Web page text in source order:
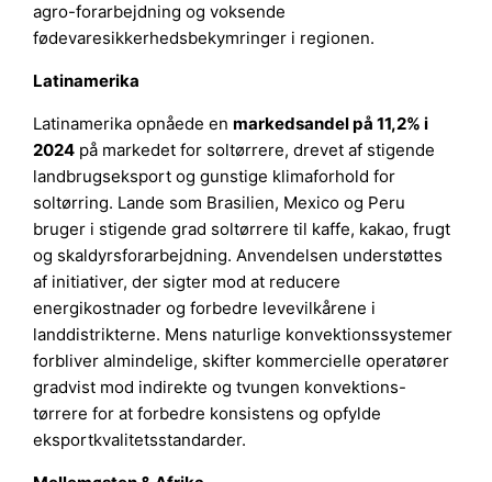
agro-forarbejdning og voksende
fødevaresikkerhedsbekymringer i regionen.
Latinamerika
Latinamerika opnåede en markedsandel på 11,2% i
2024 på markedet for soltørrere, drevet af stigende
landbrugseksport og gunstige klimaforhold for
soltørring. Lande som Brasilien, Mexico og Peru
bruger i stigende grad soltørrere til kaffe, kakao, frugt
og skaldyrsforarbejdning. Anvendelsen understøttes
af initiativer, der sigter mod at reducere
energikostnader og forbedre levevilkårene i
landdistrikterne. Mens naturlige konvektionssystemer
forbliver almindelige, skifter kommercielle operatører
gradvist mod indirekte og tvungen konvektions-
tørrere for at forbedre konsistens og opfylde
eksportkvalitetsstandarder.